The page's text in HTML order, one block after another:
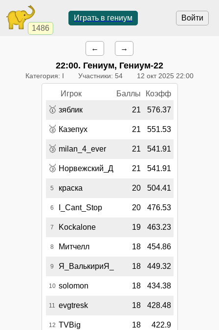
1486
Войти
Играть в гениум
← →
22:00. Гениум, Гениум-22
Категория: I Участники: 54 12 окт 2025 22:00
Игрок Баллы Коэфф
🥇 зяблик 21 576.37
🥈 Казепух 21 551.53
🥉 milan_4_ever 21 541.91
🥉 Норвежский_Д 21 541.91
5 краска 20 504.41
6 I_Cant_Stop 20 476.53
7 Kockalone 19 463.23
8 Митчелл 18 454.86
9 Я_ВалькириЯ_ 18 449.32
10 solomon 18 434.38
11 evgtresk 18 428.48
12 TVBig 18 422.9